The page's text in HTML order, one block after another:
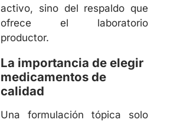
activo, sino del respaldo que
ofrece el laboratorio
productor.
La importancia de elegir
medicamentos de
calidad
Una formulación tópica solo